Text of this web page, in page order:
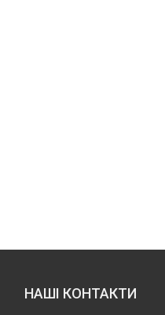
НАШІ КОНТАКТИ